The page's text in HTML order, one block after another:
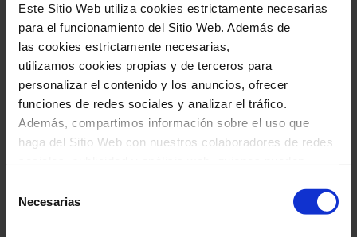
Este Sitio Web utiliza cookies estrictamente necesarias
para el funcionamiento del Sitio Web. Además de
las cookies estrictamente necesarias,
utilizamos cookies propias y de terceros para
personalizar el contenido y los anuncios, ofrecer
funciones de redes sociales y analizar el tráfico.
Además, compartimos información sobre el uso que
haga del Sitio Web con nuestros colaboradores de redes
proporcionado o que hayan recopilado a través del uso
que haya hecho de sus servicios. En el cuadro inferior
Necesarias
La velada culminará con The Four Seasons
Recomposed
Max Richter hace de la obra maestra de Vivaldi:
una propuesta sorprendente que ha cautivado a
públicos de todo el mundo y que transforma un
clásico universal en una experiencia sonora
completamente nueva. Una noche para
emocionarse y redescubrir la música desde una